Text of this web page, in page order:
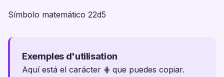
Símbolo matemático 22d5
Exemples d'utilisation
Aquí está el carácter ⋕ que puedes copiar.